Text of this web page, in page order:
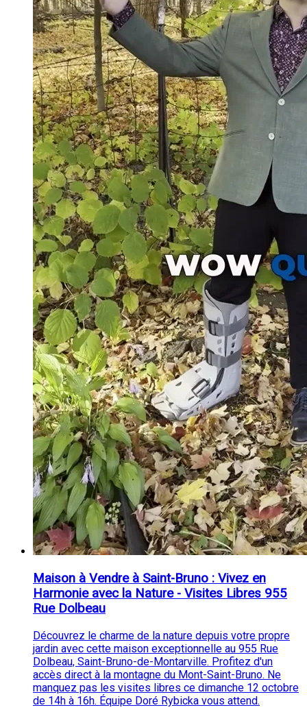
Maison à Vendre à Saint-Bruno : Vivez en
Harmonie avec la Nature - Visites Libres 955
Rue Dolbeau
Découvrez le charme de la nature depuis votre propre
jardin avec cette maison exceptionnelle au 955 Rue
Dolbeau, Saint-Bruno-de-Montarville. Profitez d'un
accès direct à la montagne du Mont-Saint-Bruno. Ne
manquez pas les visites libres ce dimanche 12 octobre
de 14h à 16h. Équipe Doré Rybicka vous attend.